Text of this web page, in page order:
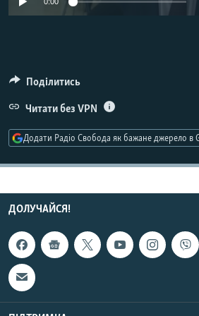
МУЛЬТИМЕДІА
ПОДКАСТИ
КРИМ РЕАЛІЇ
РУС
УКР
КТАТ
ДОЛУЧАЙСЯ!
Поділитись
Читати без VPN
Додати Радіо Свобода як бажане джерело в
ДОЛУЧАЙСЯ!